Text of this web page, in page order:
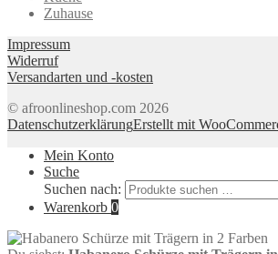
Zuhause
Impressum
Widerruf
Versandarten und -kosten
© afroonlineshop.com 2026
DatenschutzerklärungErstellt mit
Mein Konto
Suche
Suchen nach:
Warenkorb 0